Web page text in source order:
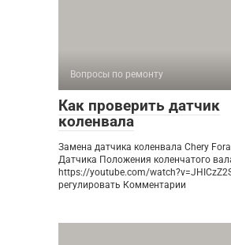
Вопросы по ремонту
Как проверить датчик
коленвала
Замена датчика коленвала Chery
Датчика Положения коленчатого
https://youtube.com/
регулировать Комментарии